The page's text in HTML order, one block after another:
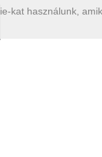
kat használunk,